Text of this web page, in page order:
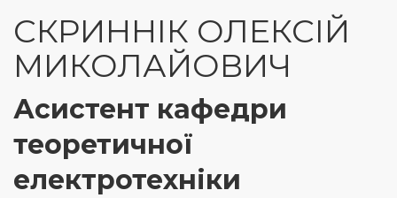
СКРИННІК ОЛЕКСІЙ
МИКОЛАЙОВИЧ
Асистент кафедри
теоретичної
електротехніки